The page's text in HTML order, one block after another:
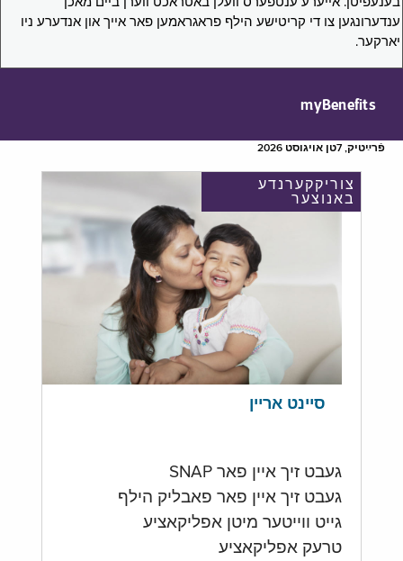
ענדערונגען צו די קריטישע הילף פראגראמען פאר אייך און אנדערע ניו
יארקער.
myBenefits
פֿרײַטיק, 7טן אויגוסט 2026
צוריקקערנדע
באנוצער
סיינט אריין
געבט זיך איין פאר SNAP
געבט זיך איין פאר פאבליק הילף
גייט ווייטער מיטן אפליקאציע
טרעק אפליקאציע